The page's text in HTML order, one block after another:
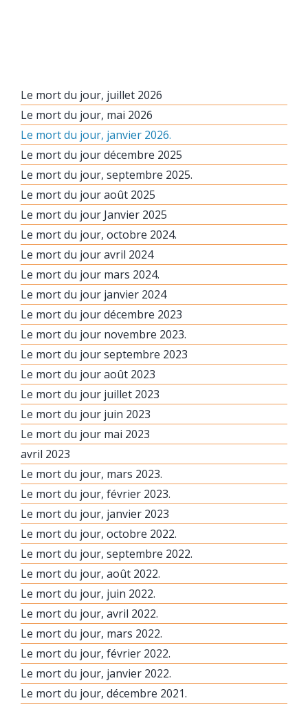
Le mort du jour, juillet 2026
Le mort du jour, mai 2026
Le mort du jour, janvier 2026.
Le mort du jour décembre 2025
Le mort du jour, septembre 2025.
Le mort du jour août 2025
Le mort du jour Janvier 2025
Le mort du jour, octobre 2024.
Le mort du jour avril 2024
Le mort du jour mars 2024.
Le mort du jour janvier 2024
Le mort du jour décembre 2023
Le mort du jour novembre 2023.
Le mort du jour septembre 2023
Le mort du jour août 2023
Le mort du jour juillet 2023
Le mort du jour juin 2023
Le mort du jour mai 2023
avril 2023
Le mort du jour, mars 2023.
Le mort du jour, février 2023.
Le mort du jour, janvier 2023
Le mort du jour, octobre 2022.
Le mort du jour, septembre 2022.
Le mort du jour, août 2022.
Le mort du jour, juin 2022.
Le mort du jour, avril 2022.
Le mort du jour, mars 2022.
Le mort du jour, février 2022.
Le mort du jour, janvier 2022.
Le mort du jour, décembre 2021.